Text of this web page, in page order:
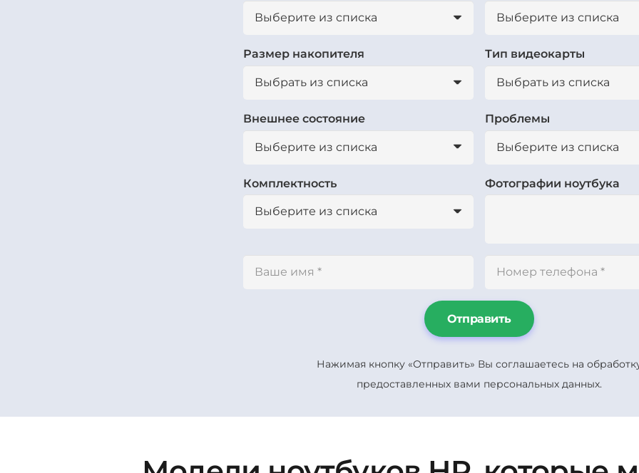
Размер накопителя Тип видеокарты
Внешнее состояние Проблемы
Комплектность Фотографии ноутбука
Отправить
Нажимая кнопку «Отправить» Вы соглашаетесь на
предоставленных вами персональных данных.